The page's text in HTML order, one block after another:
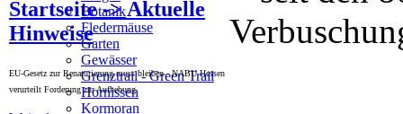
Botanik
Fledermäuse
Garten
Gewässer
Grenztrail - Green Trail
Hornissen
Kormoran
Startseite -> Aktuelle
Hinweise
EU-Gesetz zur Renaturierung muss bleiben - NABU Hessen
verurteilt Forderung zur Aufhebung